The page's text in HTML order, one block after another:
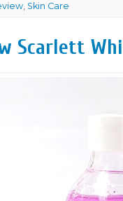
, Skin Care
Scarlett